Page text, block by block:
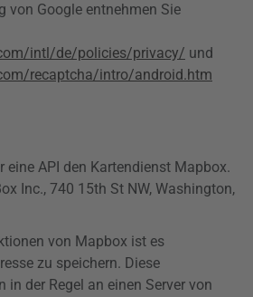
von Google entnehmen Sie
intl/de/policies/privacy/ und
recaptcha/intro/android.htm
eine API den Kartendienst Mapbox.
Inc., 740 15th St NW, Washington,
von Mapbox ist es
zu speichern. Diese
in der Regel an einen Server von